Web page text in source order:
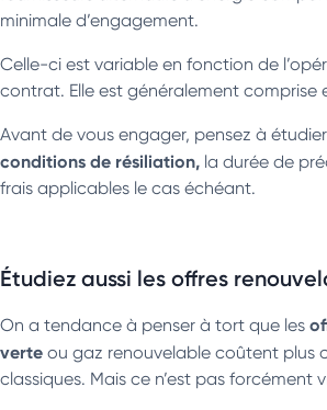
minimale d’engagement.
Celle-ci est variable en fonction de
contrat. Elle est généralement comprise
Avant de vous engager, pensez à
conditions de résiliation, la durée de
frais applicables le cas échéant.
Étudiez aussi les offres
On a tendance à penser à tort que les
verte ou gaz renouvelable coûtent plus
classiques. Mais ce n’est pas forcément